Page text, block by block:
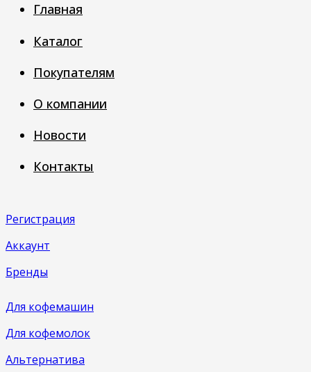
Главная
Каталог
Покупателям
О компании
Новости
Контакты
Регистрация
Аккаунт
Бренды
Для кофемашин
Для кофемолок
Альтернатива